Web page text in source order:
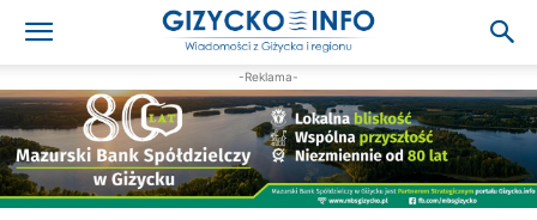
-Reklama-